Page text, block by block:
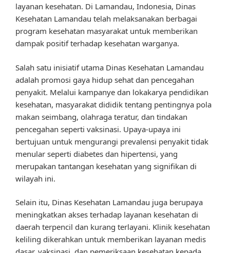
layanan kesehatan. Di Lamandau, Indonesia, Dinas
Kesehatan Lamandau telah melaksanakan berbagai
program kesehatan masyarakat untuk memberikan
dampak positif terhadap kesehatan warganya.
Salah satu inisiatif utama Dinas Kesehatan Lamandau
adalah promosi gaya hidup sehat dan pencegahan
penyakit. Melalui kampanye dan lokakarya pendidikan
kesehatan, masyarakat dididik tentang pentingnya pola
makan seimbang, olahraga teratur, dan tindakan
pencegahan seperti vaksinasi. Upaya-upaya ini
bertujuan untuk mengurangi prevalensi penyakit tidak
menular seperti diabetes dan hipertensi, yang
merupakan tantangan kesehatan yang signifikan di
wilayah ini.
Selain itu, Dinas Kesehatan Lamandau juga berupaya
meningkatkan akses terhadap layanan kesehatan di
daerah terpencil dan kurang terlayani. Klinik kesehatan
keliling dikerahkan untuk memberikan layanan medis